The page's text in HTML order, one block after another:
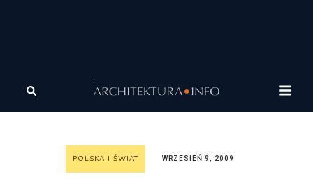
Architektura
wystawienniczo-promocyjny Flame w Żorach
POLSKA I ŚWIAT WRZESIEŃ 9, 2009